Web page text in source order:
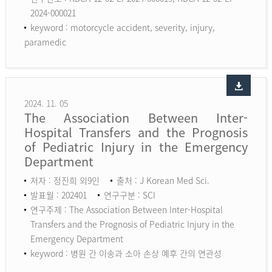
2024-000021
keyword : motorcycle accident, severity, injury,
paramedic
2024. 11. 05
The Association Between Inter-
Hospital Transfers and the Prognosis
of Pediatric Injury in the Emergency
Department
저자 : 정진희 외9인
출처 : J Korean Med Sci.
발표월 : 202401
연구구분 : SCI
연구주제 : The Association Between Inter-Hospital
Transfers and the Prognosis of Pediatric Injury in the
Emergency Department
keyword : 병원 간 이송과 소아 손상 예후 간의 연관성